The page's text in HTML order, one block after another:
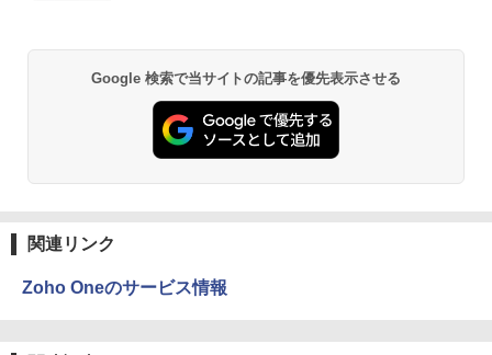
Google 検索で当サイトの記事を優先表示させる
関連リンク
Zoho Oneのサービス情報